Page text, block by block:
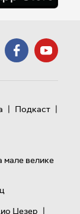
| Подкаст |
мале велике
Џезер |